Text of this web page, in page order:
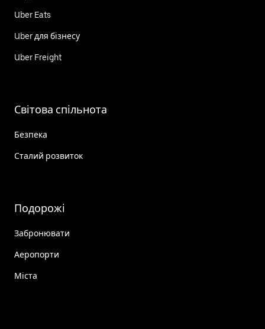
Uber Eats
Uber для бізнесу
Uber Freight
Світова спільнота
Безпека
Сталий розвиток
Подорожі
Забронювати
Аеропорти
Міста